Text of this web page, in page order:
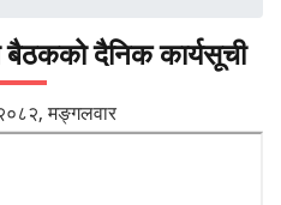
दैनिक कार्यसूची
मङ्गलवार